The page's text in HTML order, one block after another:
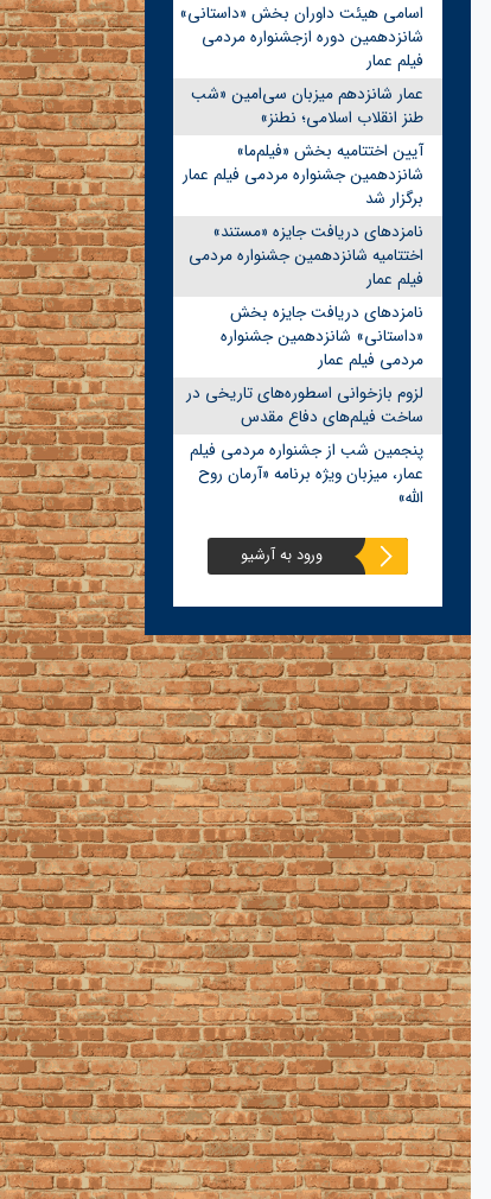
اسامی هیئت داوران بخش «داستانی»
شانزدهمین دوره ازجشنواره مردمی
فیلم عمار
عمار شانزدهم میزبان سی‌امین «شب
طنز انقلاب اسلامی؛ نطنز»
آیین اختتامیه بخش «فیلم‌ما»
شانزدهمین جشنواره مردمی فیلم عمار
برگزار شد
نامزدهای دریافت جایزه «مستند»
اختتامیه شانزدهمین جشنواره مردمی
فیلم عمار
نامزدهای دریافت جایزه بخش
«داستانی» شانزدهمین جشنواره
مردمی فیلم عمار
لزوم بازخوانی اسطوره‌های تاریخی در
ساخت فیلم‌های دفاع مقدس
پنجمین شب از جشنواره مردمی فیلم
عمار، میزبان ویژه برنامه «آرمان روح
الله»
ورود به آرشیو